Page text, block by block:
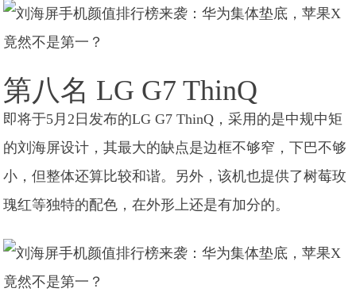
第八名 LG G7 ThinQ
即将于5月2日发布的LG G7 ThinQ，采用的是中规中矩
的刘海屏设计，其最大的缺点是边框不够窄，下巴不够
小，但整体还算比较和谐。另外，该机也提供了树莓玫
瑰红等独特的配色，在外形上还是有加分的。